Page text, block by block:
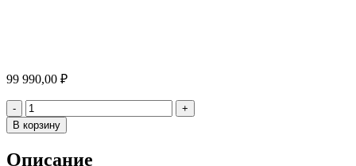
99 990,00 ₽
- Количество
+
В корзину
Описание